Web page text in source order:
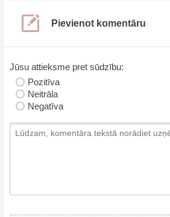
Pievienot komentāru
Jūsu attieksme pret sūdzību:
Pozitīva
Neitrāla
Negatīva